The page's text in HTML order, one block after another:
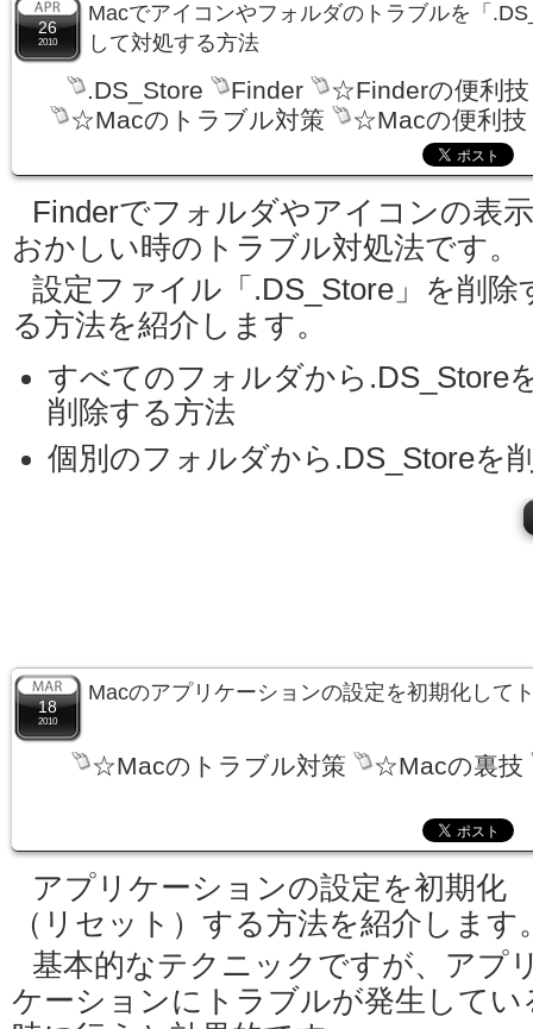
26
2010
Macでアイコンやフォルダのトラブルを「
して対処する方法
.DS_Store Finder
☆Finderの便利技
☆Macのトラブル対策
☆Macの便利技
Finderでフォルダやアイコンの表
おかしい時のトラブル対処法です。
設定ファイル「.DS_Store」を削除
る方法を紹介します。
すべてのフォルダから.DS_Store
削除する方法
個別のフォルダから.DS_Storeを
18
2010
Macのアプリケーションの設定を初期化して
☆Macのトラブル対策 ☆Macの裏技
アプリケーションの設定を初期化
（リセット）する方法を紹介します
基本的なテクニックですが、アプ
ケーションにトラブルが発生してい